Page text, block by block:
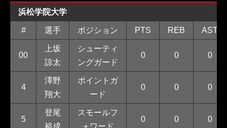
浜松学院大学
# 選手 ポジション PTS REB AST
00
上坂
諒太
シューティ
ングガード
0 0 0
4
澤野
翔大
ポイントガ
ード
0 0 0
5
登尾
裕成
スモールフ
ォワード
0 0 0